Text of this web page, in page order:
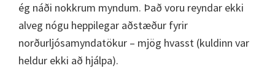
ég náði nokkrum myndum. Það voru reyndar ekki
alveg nógu heppilegar aðstæður fyrir
norðurljósamyndatökur – mjög hvasst (kuldinn var
heldur ekki að hjálpa).